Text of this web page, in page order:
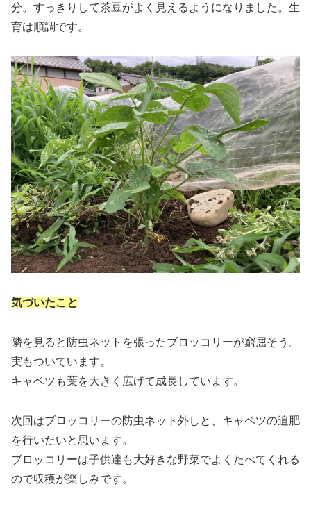
分。すっきりして茶豆がよく見えるようになりました。生
育は順調です。
気づいたこと
隣を見ると防虫ネットを張ったブロッコリーが窮屈そう。
実もついています。
キャベツも葉を大きく広げて成長しています。
次回はブロッコリーの防虫ネット外しと、キャベツの追肥
を行いたいと思います。
ブロッコリーは子供達も大好きな野菜でよくたべてくれる
ので収穫が楽しみです。